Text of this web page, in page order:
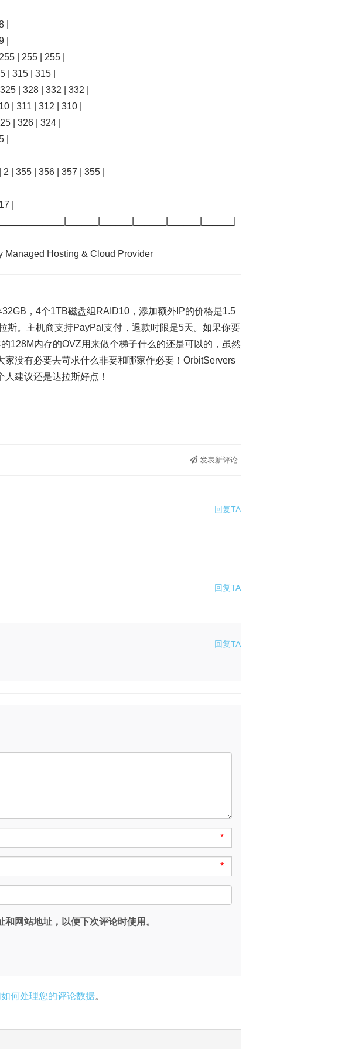
|
|
| 255 | 255 |
| 315 | 315 |
| 328 | 332 | 332 |
| 311 | 312 | 310 |
| 326 | 324 |
|
| 355 | 356 | 357 | 355 |
|
Managed Hosting & Cloud Provider
，4个1TB磁盘组RAID10，添加额外IP的价格是1.5
斯。主机商支持PayPal支付，退款时限是5天。如果你要
128M内存的OVZ用来做个梯子什么的还是可以的，虽然
没有必要去苛求什么非要和哪家作必要！OrbitServers
建议还是达拉斯好点！
发表新评论
回复TA
回复TA
回复TA
*
*
网站地址，以便下次评论时使用。
何处理您的评论数据。